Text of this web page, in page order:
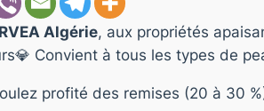
Algérie, aux propriétés
💎 Convient à tous les types de
profité des remises (20 à 30